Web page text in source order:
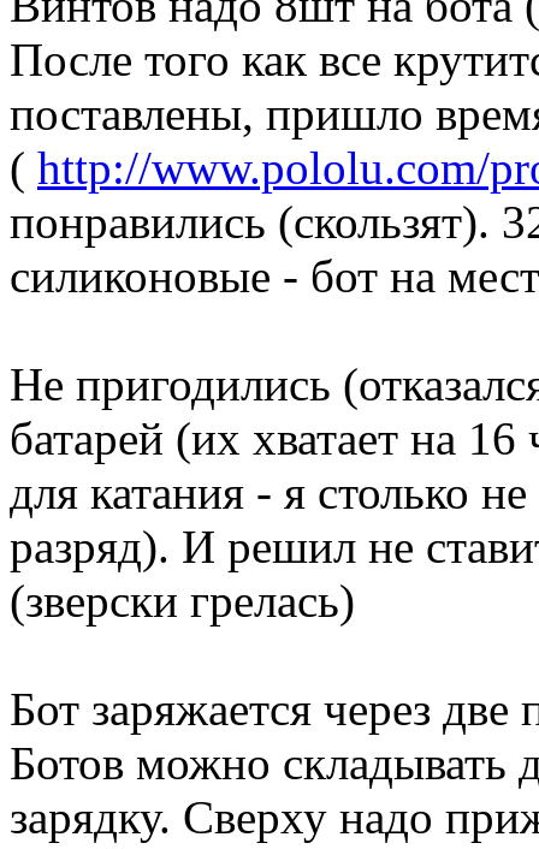
После того как все
поставлены, пришло
( http://www.pololu.com/
понравились (скользят).
силиконовые - бот на
Не пригодились
батарей (их хватает на
для катания - я столько
разряд). И решил не
(зверски грелась)
Бот заряжается через
Ботов можно складывать
зарядку. Сверху надо